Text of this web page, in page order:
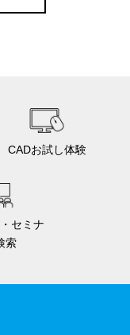
CADお試し体験
セミナ
索